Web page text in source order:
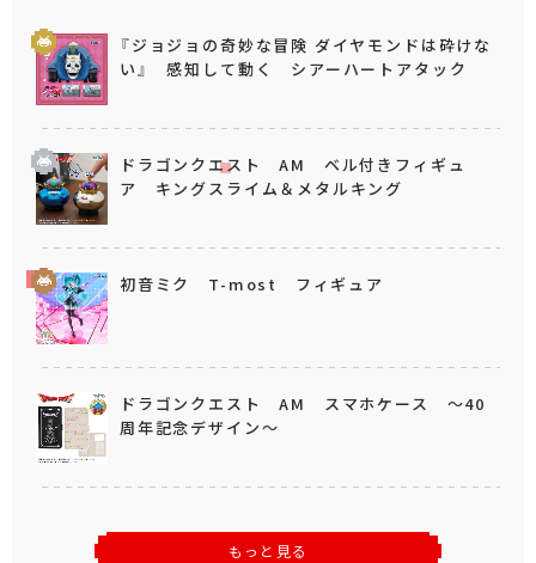
『ジョジョの奇妙な冒険 ダイヤモンドは砕けな
い』 感知して動く シアーハートアタック
ドラゴンクエスト AM ベル付きフィギュ
ア キングスライム＆メタルキング
初音ミク T-most フィギュア
ドラゴンクエスト AM スマホケース ～40
周年記念デザイン～
もっと見る